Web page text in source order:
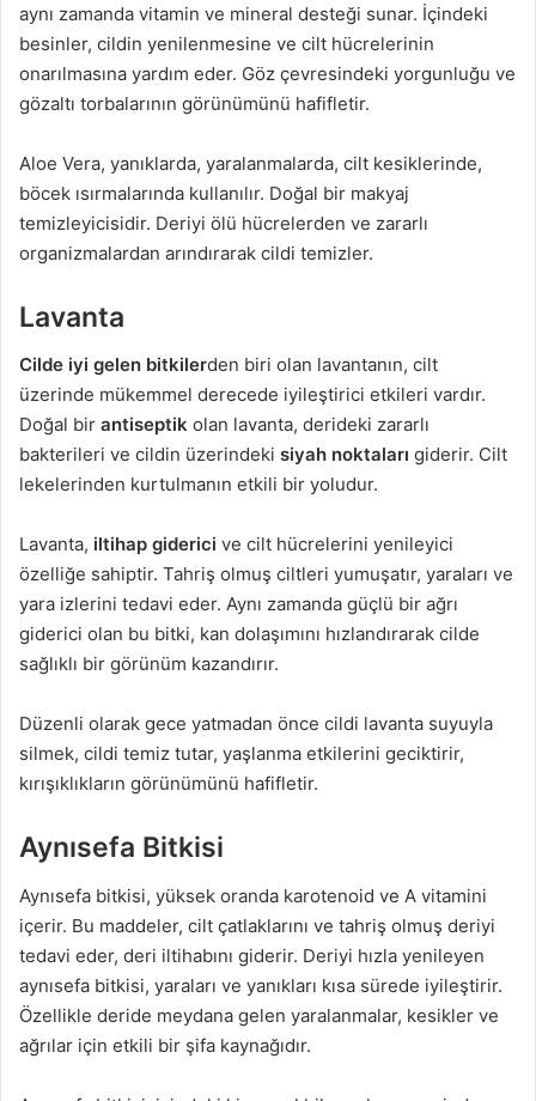
aynı zamanda vitamin ve mineral desteği sunar. İçindeki
besinler, cildin yenilenmesine ve cilt hücrelerinin
onarılmasına yardım eder. Göz çevresindeki yorgunluğu ve
gözaltı torbalarının görünümünü hafifletir.
Aloe Vera, yanıklarda, yaralanmalarda, cilt kesiklerinde,
böcek ısırmalarında kullanılır. Doğal bir makyaj
temizleyicisidir. Deriyi ölü hücrelerden ve zararlı
organizmalardan arındırarak cildi temizler.
Lavanta
Cilde iyi gelen bitkilerden biri olan lavantanın, cilt
üzerinde mükemmel derecede iyileştirici etkileri vardır.
Doğal bir antiseptik olan lavanta, derideki zararlı
bakterileri ve cildin üzerindeki siyah noktaları giderir. Cilt
lekelerinden kurtulmanın etkili bir yoludur.
Lavanta, iltihap giderici ve cilt hücrelerini yenileyici
özelliğe sahiptir. Tahriş olmuş ciltleri yumuşatır, yaraları ve
yara izlerini tedavi eder. Aynı zamanda güçlü bir ağrı
giderici olan bu bitki, kan dolaşımını hızlandırarak cilde
sağlıklı bir görünüm kazandırır.
Düzenli olarak gece yatmadan önce cildi lavanta suyuyla
silmek, cildi temiz tutar, yaşlanma etkilerini geciktirir,
kırışıklıkların görünümünü hafifletir.
Aynısefa Bitkisi
Aynısefa bitkisi, yüksek oranda karotenoid ve A vitamini
içerir. Bu maddeler, cilt çatlaklarını ve tahriş olmuş deriyi
tedavi eder, deri iltihabını giderir. Deriyi hızla yenileyen
aynısefa bitkisi, yaraları ve yanıkları kısa sürede iyileştirir.
Özellikle deride meydana gelen yaralanmalar, kesikler ve
ağrılar için etkili bir şifa kaynağıdır.